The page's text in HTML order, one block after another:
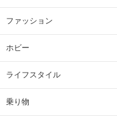
ファッション
ホビー
ライフスタイル
乗り物